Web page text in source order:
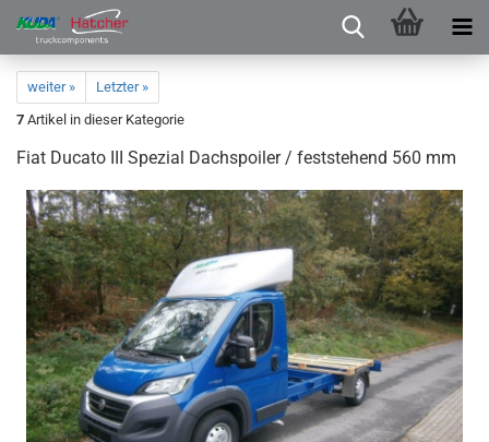
weiter »
Letzter »
7 Artikel in dieser Kategorie
Fiat Ducato III Spezial Dachspoiler / feststehend 560 mm